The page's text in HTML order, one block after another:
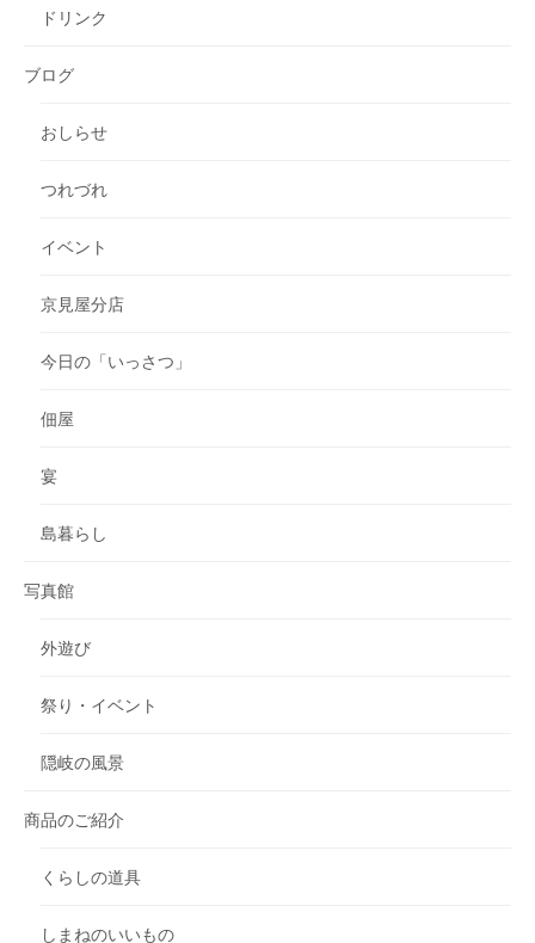
ドリンク
ブログ
おしらせ
つれづれ
イベント
京見屋分店
今日の「いっさつ」
佃屋
宴
島暮らし
写真館
外遊び
祭り・イベント
隠岐の風景
商品のご紹介
くらしの道具
しまねのいいもの